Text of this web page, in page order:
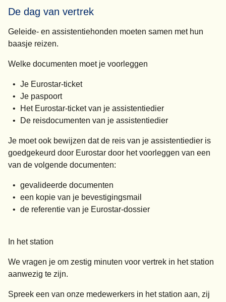
De dag van vertrek
Geleide- en assistentiehonden moeten samen met hun
baasje reizen.
Welke documenten moet je voorleggen
Je Eurostar-ticket
Je paspoort
Het Eurostar-ticket van je assistentiedier
De reisdocumenten van je assistentiedier
Je moet ook bewijzen dat de reis van je assistentiedier is
goedgekeurd door Eurostar door het voorleggen van een
van de volgende documenten:
gevalideerde documenten
een kopie van je bevestigingsmail
de referentie van je Eurostar-dossier
In het station
We vragen je om zestig minuten voor vertrek in het station
aanwezig te zijn.
Spreek een van onze medewerkers in het station aan, zij